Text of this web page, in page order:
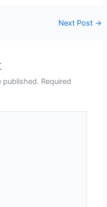
Next Post →
published. Required